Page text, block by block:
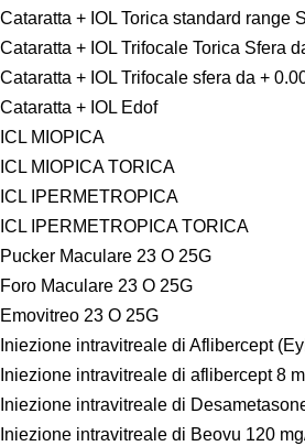
Cataratta + IOL Torica standard range
Cataratta + IOL Trifocale Torica Sfera
Cataratta + IOL Trifocale sfera da +
Cataratta + IOL Edof
ICL MIOPICA
ICL MIOPICA TORICA
ICL IPERMETROPICA
ICL IPERMETROPICA TORICA
Pucker Maculare 23 O 25G
Foro Maculare 23 O 25G
Emovitreo 23 O 25G
Iniezione intravitreale di Aflibercept
Iniezione intravitreale di aflibercept 8
Iniezione intravitreale di
Iniezione intravitreale di Beovu 120